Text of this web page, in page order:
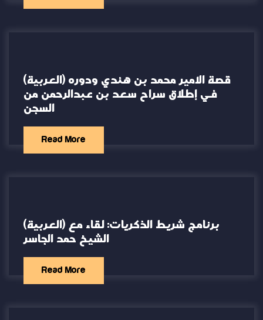
(العربية) قصة الامير محمد بن هندي ودوره
في إطلاق سراح سعد بن عبدالرحمن من
السجن
Read More
(العربية) برنامج شريط الذكريات: لقاء مع
الشيخ حمد الجاسر
Read More